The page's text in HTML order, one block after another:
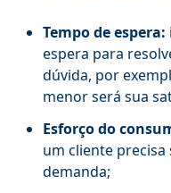
Tempo de espera:
espera para
dúvida, por
menor será sua
Esforço do
um cliente
demanda;